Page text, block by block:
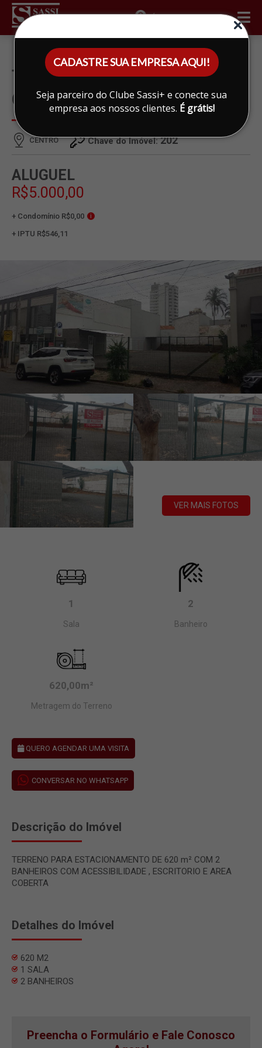
CADASTRE SUA EMPRESA AQUI!
Seja parceiro do Clube Sassi+ e conecte sua
empresa aos nossos clientes. É grátis!
ÁREA DO CLIENTE
TERRENO PARA ALUGAR EM
CENTRO, LIMEIRA
CENTRO Chave do Imóvel:202
ALUGUEL
R$5.000,00
+ Condomínio R$0,00 i
+ IPTU R$546,11
VER MAIS FOTOS
1
Sala
2
Banheiro
620,00m²
Metragem do Terreno
QUERO AGENDAR UMA VISITA
CONVERSAR NO WHATSAPP
Descrição do Imóvel
TERRENO PARA ESTACIONAMENTO DE 620 m² COM 2
BANHEIROS COM ACESSIBILIDADE , ESCRITORIO E AREA
COBERTA
Detalhes do Imóvel
620 M2
1 SALA
2 BANHEIROS
Preencha o Formulário e Fale Conosco